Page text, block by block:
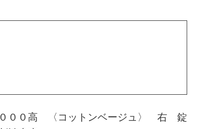
００高 〈コットンベージュ〉 右 錠